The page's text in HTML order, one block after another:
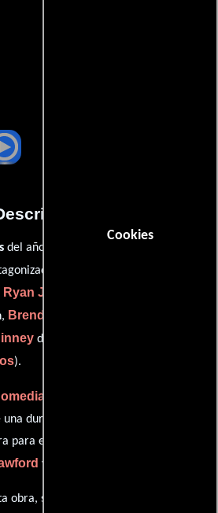
Cookies
del año 2000, está dirigida por
por
Ryan Johnson
Brendan Cowell
desempeñando el papel de Katie
).
duración de 01 hr 18 min (78
para esta producción ha sido
y
obra, se encuentra a cargo de